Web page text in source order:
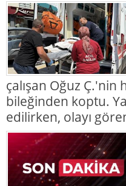
çalışan Oğuz Ç.'nin
bileğinden koptu.
edilirken, olayı